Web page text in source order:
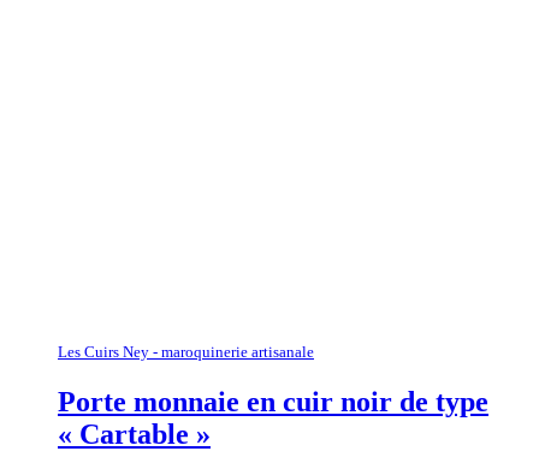
Les Cuirs Ney - maroquinerie artisanale
Porte monnaie en cuir noir de type
« Cartable »